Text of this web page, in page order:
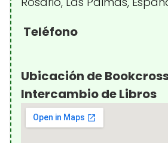
Teléfono
Ubicación de
Intercambio de Libros